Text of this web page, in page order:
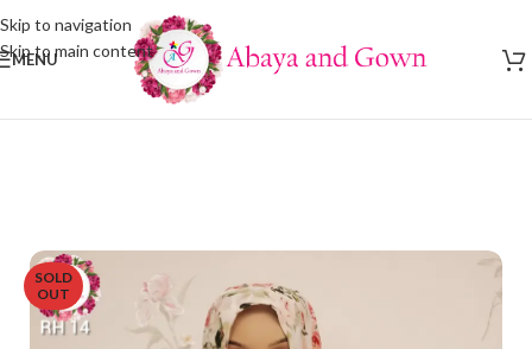
Skip to navigation
Skip to main content
MENU
SOLD
OUT